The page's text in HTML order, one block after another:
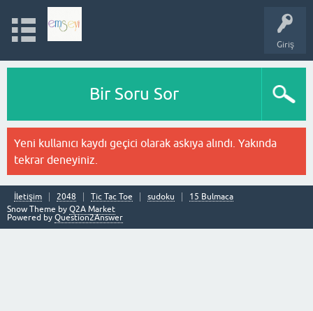
Giriş
Bir Soru Sor
Yeni kullanıcı kaydı geçici olarak askıya alındı. Yakında
tekrar deneyiniz.
İletişim 2048 Tic Tac Toe sudoku
15 Bulmaca
Snow Theme by Q2A Market
Powered by Question2Answer